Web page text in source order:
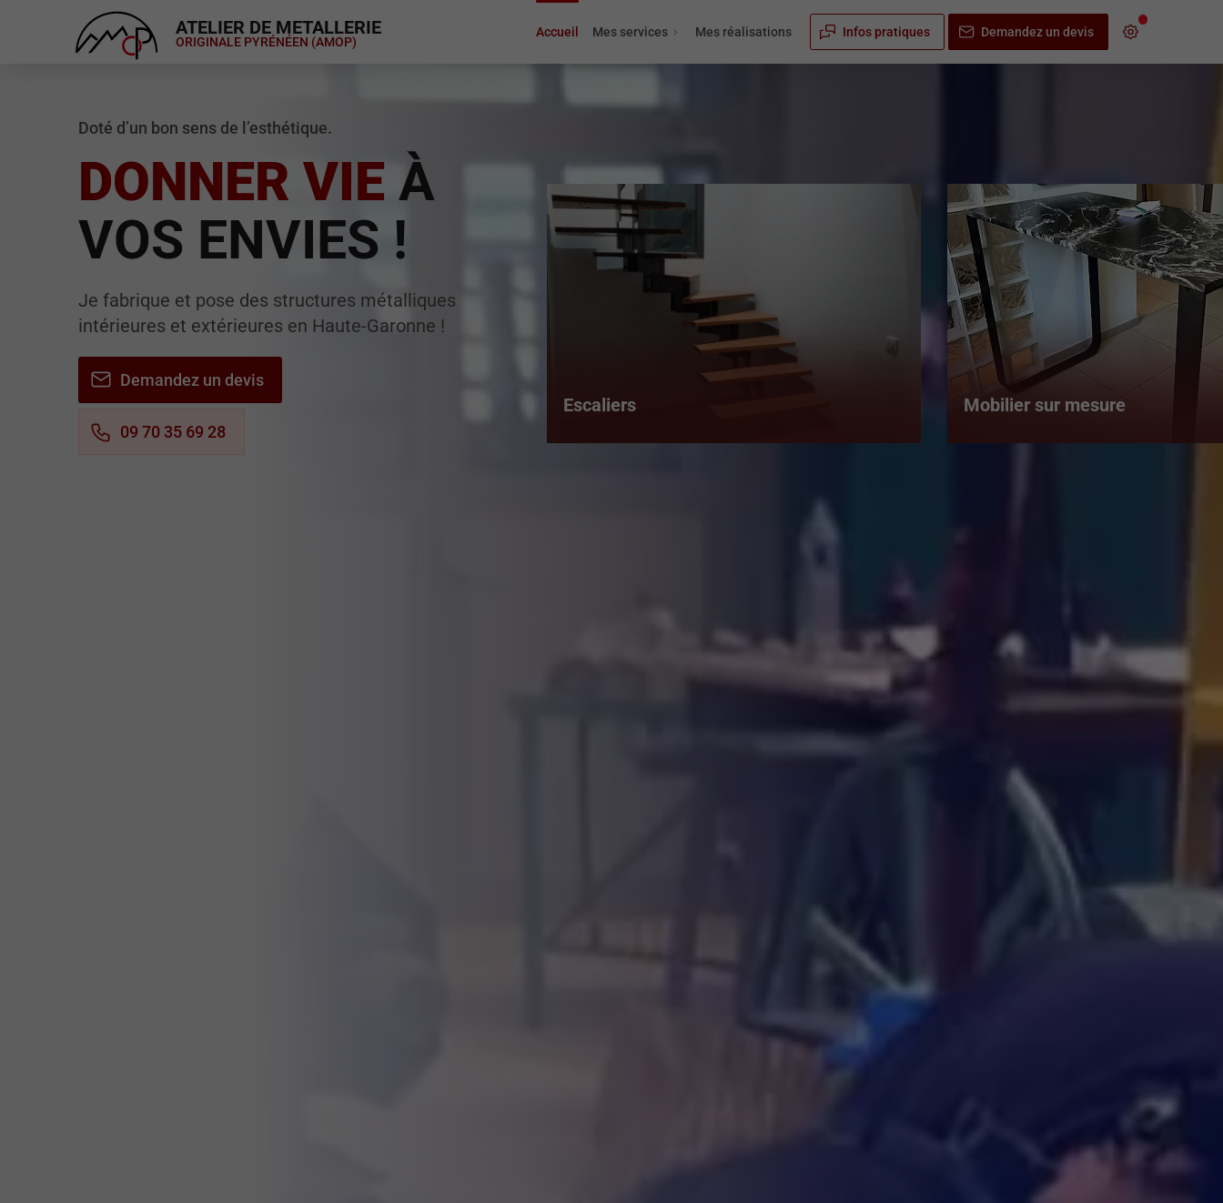
ATELIER DE METALLERIE
ORIGINALE PYRÉNÉEN (AMOP)
Accueil Mes services Mes réalisations Infos pratiques Demandez un devis
Doté d’un bon sens de l’esthétique.
DONNER VIE À
VOS ENVIES !
Je fabrique et pose des structures métalliques
intérieures et extérieures en Haute-Garonne !
Demandez un devis
09 70 35 69 28
Escaliers Mobilier sur mesure